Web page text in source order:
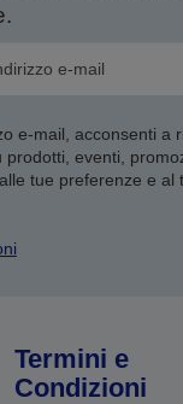
e-mail, acconsenti a
prodotti, eventi,
tue preferenze e al
Termini e
Condizioni